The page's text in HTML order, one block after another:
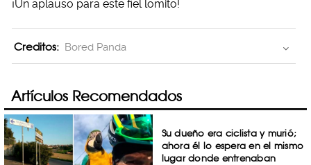
¡Un aplauso para este fiel lomito!
Creditos: Bored Panda
Artículos Recomendados
Su dueño era ciclista y murió;
ahora él lo espera en el mismo
lugar donde entrenaban